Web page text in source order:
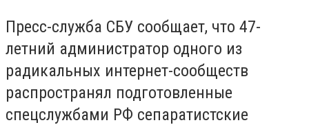
Пресс-служба СБУ сообщает, что 47-
летний администратор одного из
радикальных интернет-сообществ
распространял подготовленные
спецслужбами РФ сепаратистские